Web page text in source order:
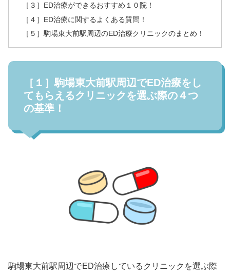
［３］ED治療ができるおすすめ１０院！
［４］ED治療に関するよくある質問！
［５］駒場東大前駅周辺のED治療クリニックのまとめ！
［１］駒場東大前駅周辺でED治療をし
てもらえるクリニックを選ぶ際の４つ
の基準！
駒場東大前駅周辺でED治療しているクリニックを選ぶ際